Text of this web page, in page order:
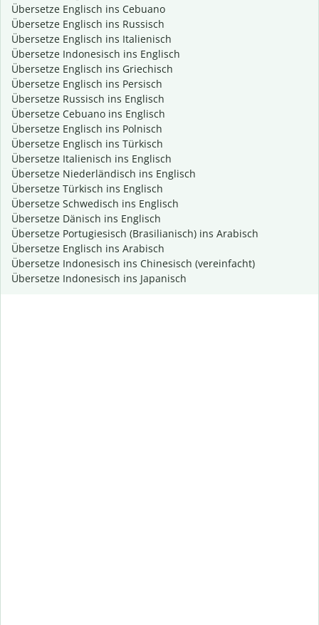
Übersetze Englisch ins Cebuano
Übersetze Englisch ins Russisch
Übersetze Englisch ins Italienisch
Übersetze Indonesisch ins Englisch
Übersetze Englisch ins Griechisch
Übersetze Englisch ins Persisch
Übersetze Russisch ins Englisch
Übersetze Cebuano ins Englisch
Übersetze Englisch ins Polnisch
Übersetze Englisch ins Türkisch
Übersetze Italienisch ins Englisch
Übersetze Niederländisch ins Englisch
Übersetze Türkisch ins Englisch
Übersetze Schwedisch ins Englisch
Übersetze Dänisch ins Englisch
Übersetze Portugiesisch (Brasilianisch) ins Arabisch
Übersetze Englisch ins Arabisch
Übersetze Indonesisch ins Chinesisch (vereinfacht)
Übersetze Indonesisch ins Japanisch